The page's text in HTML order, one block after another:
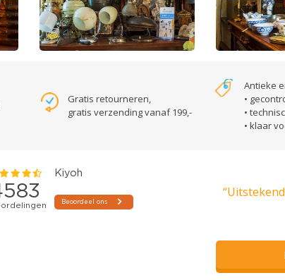
Gratis retourneren,
gratis verzending vanaf 199,-
Antieke
•
•
• klaar